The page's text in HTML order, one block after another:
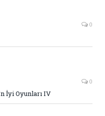
0
0
İyi Oyunları IV